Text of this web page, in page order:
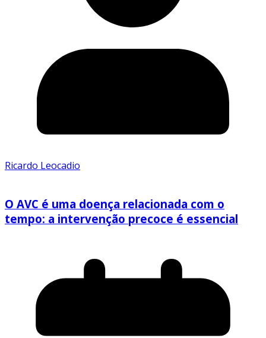
Ricardo Leocadio
O AVC é uma doença relacionada com o
tempo: a intervenção precoce é essencial